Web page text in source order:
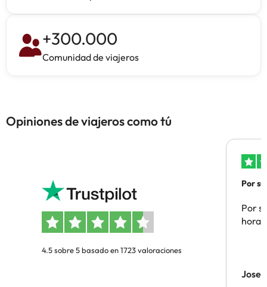
+300.000
Comunidad de viajeros
Opiniones de viajeros como tú
4.5 sobre 5 basado en 1723 valoraciones
Por
Por
hora
Jose